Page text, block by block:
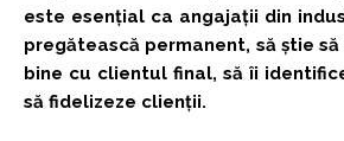
este esențial ca angajații din
pregătească permanent, să știe
bine cu clientul final, să îi
să fidelizeze clienții.